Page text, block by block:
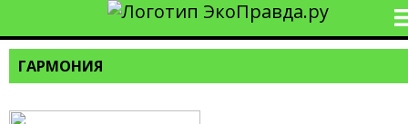
ГАРМОНИЯ